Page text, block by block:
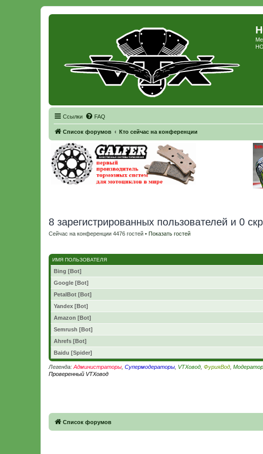
Ссылки FAQ
Список форумов Кто сейчас на конференции
8 зарегистрированных пользователей и 0
Сейчас на конференции 4476 гостей • Показать гостей
ИМЯ ПОЛЬЗОВАТЕЛЯ
Bing [Bot]
Google [Bot]
PetalBot [Bot]
Yandex [Bot]
Amazon [Bot]
Semrush [Bot]
Ahrefs [Bot]
Baidu [Spider]
Легенда: Администраторы Супермодераторы VTXовод ФурияВод
Проверенный VTXовод
Список форумов
Связаться с